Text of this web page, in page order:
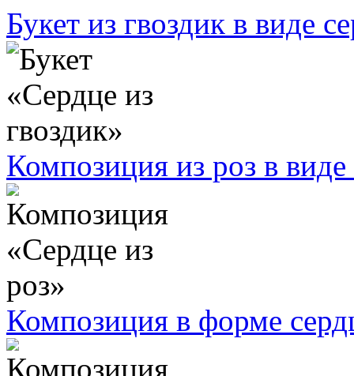
Букет из гвоздик в виде
Композиция из роз в виде
Композиция в форме